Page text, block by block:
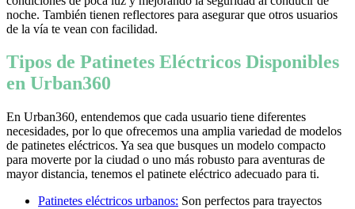
noche. También tienen reflectores para asegurar que otros usuarios
de la vía te vean con facilidad.
Tipos de Patinetes Eléctricos Disponibles
en Urban360
En Urban360, entendemos que cada usuario tiene diferentes
necesidades, por lo que ofrecemos una amplia variedad de modelos
de patinetes eléctricos. Ya sea que busques un modelo compacto
para moverte por la ciudad o uno más robusto para aventuras de
mayor distancia, tenemos el patinete eléctrico adecuado para ti.
Patinetes eléctricos urbanos: Son perfectos para trayectos